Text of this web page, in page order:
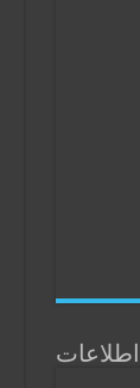
اطلاعات